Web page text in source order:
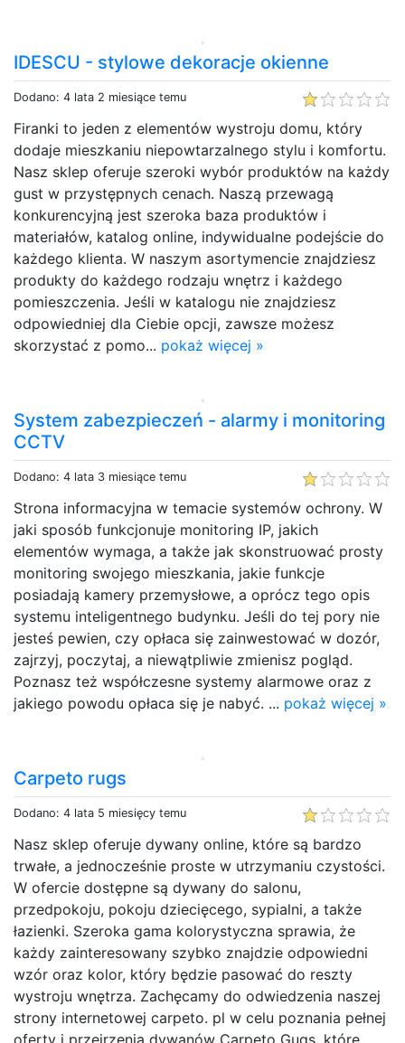
IDESCU - stylowe dekoracje okienne
Dodano: 4 lata 2 miesiące temu
Firanki to jeden z elementów wystroju domu, który
dodaje mieszkaniu niepowtarzalnego stylu i komfortu.
Nasz sklep oferuje szeroki wybór produktów na każdy
gust w przystępnych cenach. Naszą przewagą
konkurencyjną jest szeroka baza produktów i
materiałów, katalog online, indywidualne podejście do
każdego klienta. W naszym asortymencie znajdziesz
produkty do każdego rodzaju wnętrz i każdego
pomieszczenia. Jeśli w katalogu nie znajdziesz
odpowiedniej dla Ciebie opcji, zawsze możesz
skorzystać z pomo... pokaż więcej »
System zabezpieczeń - alarmy i monitoring
CCTV
Dodano: 4 lata 3 miesiące temu
Strona informacyjna w temacie systemów ochrony. W
jaki sposób funkcjonuje monitoring IP, jakich
elementów wymaga, a także jak skonstruować prosty
monitoring swojego mieszkania, jakie funkcje
posiadają kamery przemysłowe, a oprócz tego opis
systemu inteligentnego budynku. Jeśli do tej pory nie
jesteś pewien, czy opłaca się zainwestować w dozór,
zajrzyj, poczytaj, a niewątpliwie zmienisz pogląd.
Poznasz też współczesne systemy alarmowe oraz z
jakiego powodu opłaca się je nabyć. ... pokaż więcej »
Carpeto rugs
Dodano: 4 lata 5 miesięcy temu
Nasz sklep oferuje dywany online, które są bardzo
trwałe, a jednocześnie proste w utrzymaniu czystości.
W ofercie dostępne są dywany do salonu,
przedpokoju, pokoju dziecięcego, sypialni, a także
łazienki. Szeroka gama kolorystyczna sprawia, że
każdy zainteresowany szybko znajdzie odpowiedni
wzór oraz kolor, który będzie pasować do reszty
wystroju wnętrza. Zachęcamy do odwiedzenia naszej
strony internetowej carpeto. pl w celu poznania pełnej
oferty i przejrzenia dywanów Carpeto Gugs, które